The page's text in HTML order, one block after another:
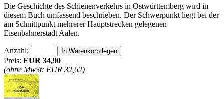
Die Geschichte des Schienenverkehrs in Ostwürttemberg wird in
diesem Buch umfassend beschrieben. Der Schwerpunkt liegt bei der
am Schnittpunkt mehrerer Hauptstrecken gelegenen
Eisenbahnerstadt Aalen.
Anzahl:
Preis: EUR 34,90
(ohne MwSt: EUR 32,62)